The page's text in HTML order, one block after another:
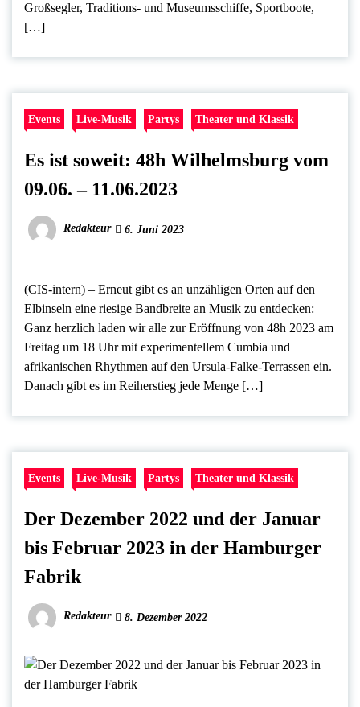
Großsegler, Traditions- und Museumsschiffe, Sportboote,
[…]
Events Live-Musik Partys Theater und Klassik
Es ist soweit: 48h Wilhelmsburg vom
09.06. – 11.06.2023
Redakteur 6. Juni 2023
(CIS-intern) – Erneut gibt es an unzähligen Orten auf den
Elbinseln eine riesige Bandbreite an Musik zu entdecken:
Ganz herzlich laden wir alle zur Eröffnung von 48h 2023 am
Freitag um 18 Uhr mit experimentellem Cumbia und
afrikanischen Rhythmen auf den Ursula-Falke-Terrassen ein.
Danach gibt es im Reiherstieg jede Menge […]
Events Live-Musik Partys Theater und Klassik
Der Dezember 2022 und der Januar
bis Februar 2023 in der Hamburger
Fabrik
Redakteur 8. Dezember 2022